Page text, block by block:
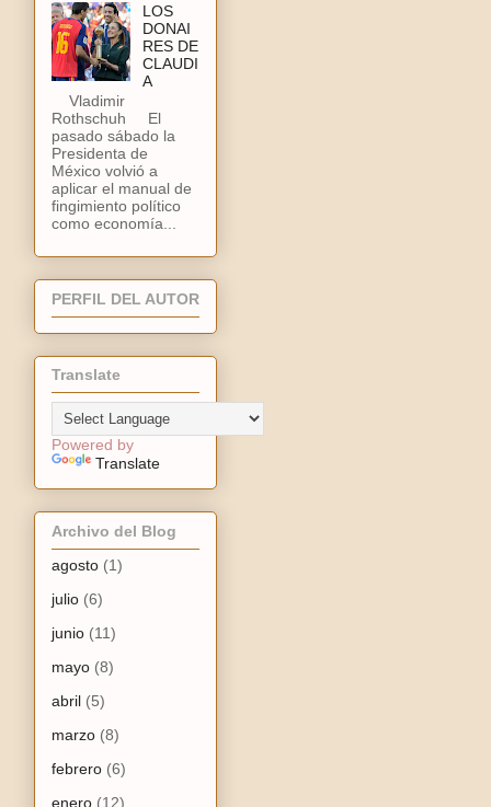
LOS
DONAI
RES DE
CLAUDI
A
Vladimir
Rothschuh El
pasado sábado la
Presidenta de
México volvió a
aplicar el manual de
fingimiento político
como economía...
PERFIL DEL AUTOR
Translate
Powered by
Translate
Archivo del Blog
agosto (1)
julio (6)
junio (11)
mayo (8)
abril (5)
marzo (8)
febrero (6)
enero (12)